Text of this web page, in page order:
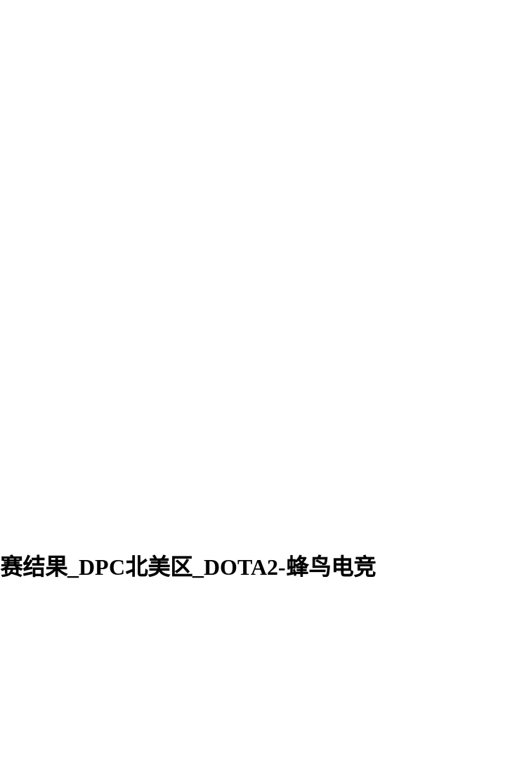
结果_DPC北美区_DOTA2-蜂鸟电竞